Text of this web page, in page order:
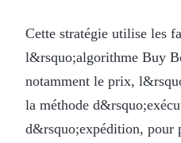
Cette stratégie utilise les
l&rsquo;algorithme Buy
notamment le prix,
la méthode
d&rsquo;expédition, pour